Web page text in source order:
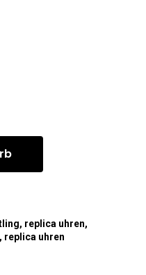
, replica uhren,
, replica uhren